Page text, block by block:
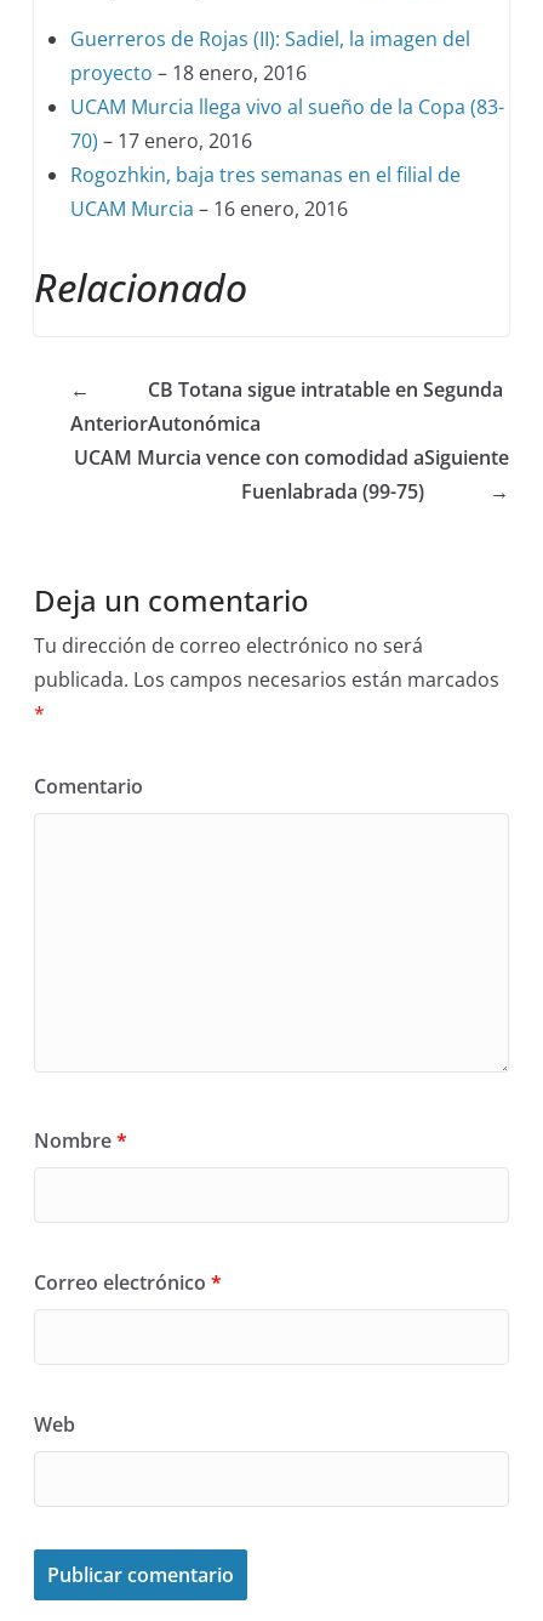
Guerreros de Rojas (II): Sadiel, la imagen del
proyecto – 18 enero, 2016
UCAM Murcia llega vivo al sueño de la Copa (83-
70) – 17 enero, 2016
Rogozhkin, baja tres semanas en el filial de
UCAM Murcia – 16 enero, 2016
Relacionado
←
Anterior
CB Totana sigue intratable en Segunda
Autonómica
UCAM Murcia vence con comodidad a
Fuenlabrada (99-75)
Siguiente
→
Deja un comentario
Tu dirección de correo electrónico no será
publicada. Los campos necesarios están marcados
*
Comentario
Nombre*
Correo electrónico*
Web